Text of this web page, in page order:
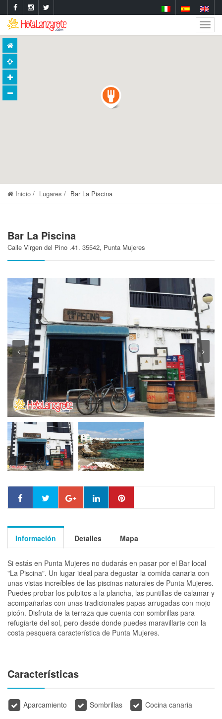
Inicio Lugares Bar La Piscina
Bar La Piscina
Calle Virgen del Pino .41. 35542, Punta Mujeres
Información Detalles Mapa
Si estás en Punta Mujeres no dudarás en pasar por el Bar local
"La Piscina". Un lugar ideal para degustar la comida canaria con
unas vistas increíbles de las piscinas naturales de Punta Mujeres.
Puedes probar los pulpitos a la plancha, las puntillas de calamar y
acompañarlas con unas tradicionales papas arrugadas con mojo
picón. Disfruta de la terraza que cuenta con sombrillas para
refugiarte del sol, pero desde donde puedes maravillarte con la
costa pesquera característica de Punta Mujeres.
Características
Aparcamiento Sombrillas Cocina canaria